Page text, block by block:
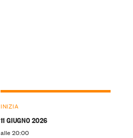
INIZIA
11 GIUGNO 2026
alle 20:00